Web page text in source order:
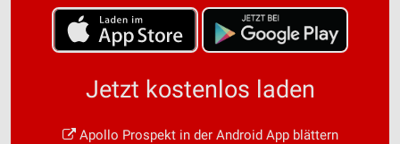
Jetzt kostenlos laden
Apollo Prospekt in der Android App blättern